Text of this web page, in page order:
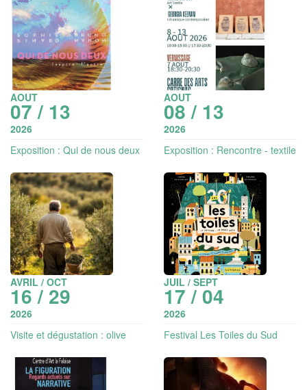
AOUT
07 / 13
2026
Exposition : Qui de nous deux
AOUT
08 / 13
2026
Exposition : Rencontre - textile
AVRIL / OCT
16 / 29
2026
Visite et dégustation : olive
JUIL / SEPT
17 / 04
2026
Festival Les Toiles du Sud